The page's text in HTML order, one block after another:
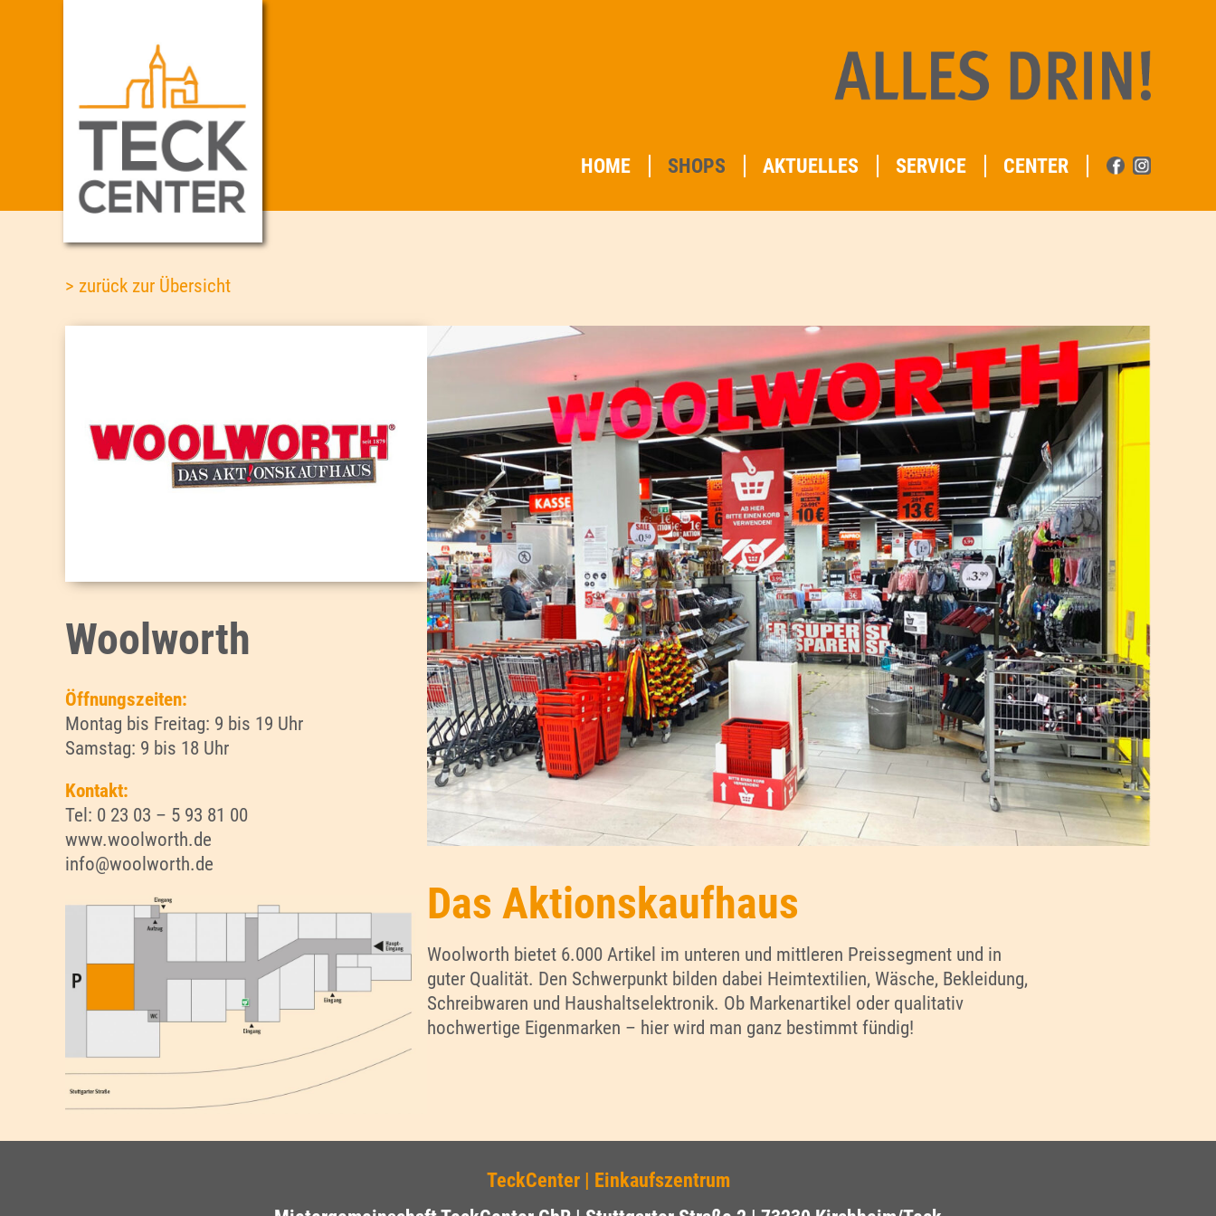
HOME SHOPS AKTUELLES SERVICE CENTER
> zurück zur Übersicht
Woolworth
Öffnungszeiten:
Montag bis Freitag: 9 bis 19 Uhr
Samstag: 9 bis 18 Uhr
Kontakt:
Tel: 0 23 03 – 5 93 81 00
www.woolworth.de
info@woolworth.de
Das Aktionskaufhaus
Woolworth bietet 6.000 Artikel im unteren und mittleren Preissegment und in
guter Qualität. Den Schwerpunkt bilden dabei Heimtextilien, Wäsche, Bekleidung,
Schreibwaren und Haushaltselektronik. Ob Markenartikel oder qualitativ
hochwertige Eigenmarken – hier wird man ganz bestimmt fündig!
TeckCenter | Einkaufszentrum